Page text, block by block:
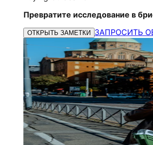
Превратите исследование в
ОТКРЫТЬ ЗАМЕТКИ ЗАПРОСИТЬ